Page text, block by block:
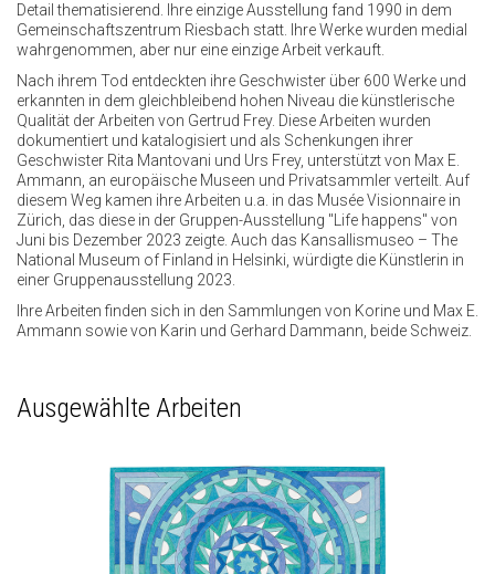
Detail thematisierend. Ihre einzige Ausstellung fand 1990 in dem
Gemeinschaftszentrum Riesbach statt. Ihre Werke wurden medial
wahrgenommen, aber nur eine einzige Arbeit verkauft.
Nach ihrem Tod entdeckten ihre Geschwister über 600 Werke und
erkannten in dem gleichbleibend hohen Niveau die künstlerische
Qualität der Arbeiten von Gertrud Frey. Diese Arbeiten wurden
dokumentiert und katalogisiert und als Schenkungen ihrer
Geschwister Rita Mantovani und Urs Frey, unterstützt von Max E.
Ammann, an europäische Museen und Privatsammler verteilt. Auf
diesem Weg kamen ihre Arbeiten u.a. in das Musée Visionnaire in
Zürich, das diese in der Gruppen-Ausstellung "Life happens" von
Juni bis Dezember 2023 zeigte. Auch das Kansallismuseo – The
National Museum of Finland in Helsinki, würdigte die Künstlerin in
einer Gruppenausstellung 2023.
Ihre Arbeiten finden sich in den Sammlungen von Korine und Max E.
Ammann sowie von Karin und Gerhard Dammann, beide Schweiz.
Ausgewählte Arbeiten